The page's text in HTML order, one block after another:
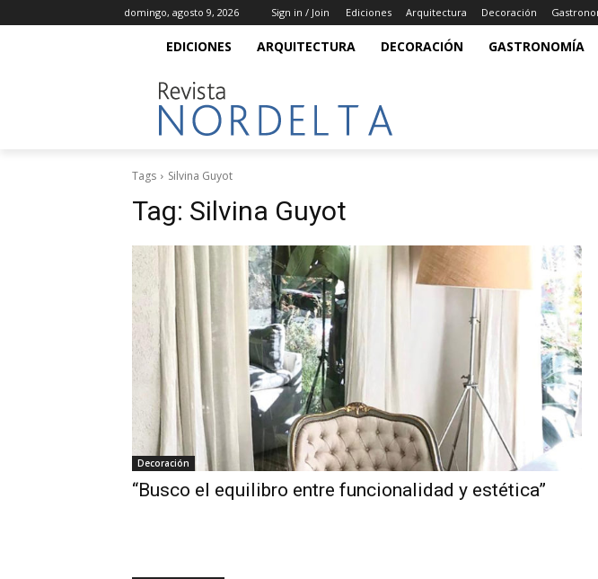
domingo, agosto 9, 2026 Sign in / Join Ediciones Arquitectura Decoración
EDICIONES ARQUITECTURA DECORACIÓN GASTRONOMÍA
Tags Silvina Guyot
Tag: Silvina Guyot
Decoración
“Busco el equilibro entre funcionalidad y estética”